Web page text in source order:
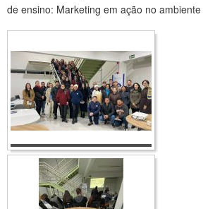
de ensino: Marketing em ação no ambiente